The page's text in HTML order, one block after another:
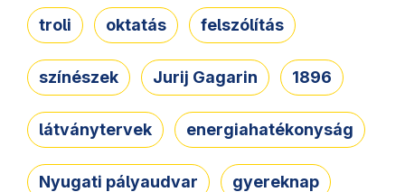
troli oktatás felszólítás
színészek Jurij Gagarin 1896
látványtervek energiahatékonyság
Nyugati pályaudvar gyereknap